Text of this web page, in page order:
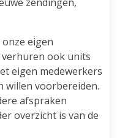
eigen
verhuren ook units
eigen medewerkers
willen voorbereiden.
afspraken
overzicht is van de